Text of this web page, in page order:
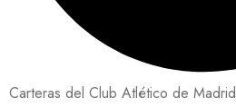
Carteras del Club Atlético de Madrid